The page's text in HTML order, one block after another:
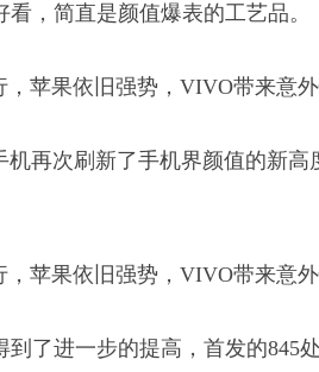
，简直是颜值爆表的工艺品。
机再次刷新了手机界颜值的新
了进一步的提高，首发的845